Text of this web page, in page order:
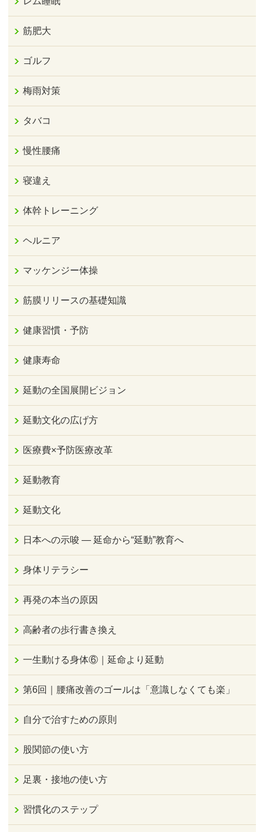
筋肥大
ゴルフ
梅雨対策
タバコ
慢性腰痛
寝違え
体幹トレーニング
ヘルニア
マッケンジー体操
筋膜リリースの基礎知識
健康習慣・予防
健康寿命
延動の全国展開ビジョン
延動文化の広げ方
医療費×予防医療改革
延動教育
延動文化
日本への示唆 ― 延命から“延動”教育へ
身体リテラシー
再発の本当の原因
高齢者の歩行書き換え
一生動ける身体⑥｜延命より延動
第6回｜腰痛改善のゴールは「意識しなくても楽」
自分で治すための原則
股関節の使い方
足裏・接地の使い方
習慣化のステップ